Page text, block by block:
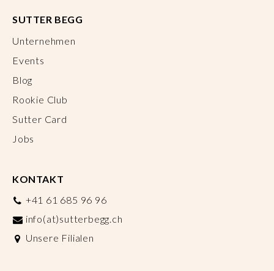
SUTTER BEGG
Unternehmen
Events
Blog
Rookie Club
Sutter Card
Jobs
KONTAKT
+41 61 685 96 96
info(at)sutterbegg.ch
Unsere Filialen